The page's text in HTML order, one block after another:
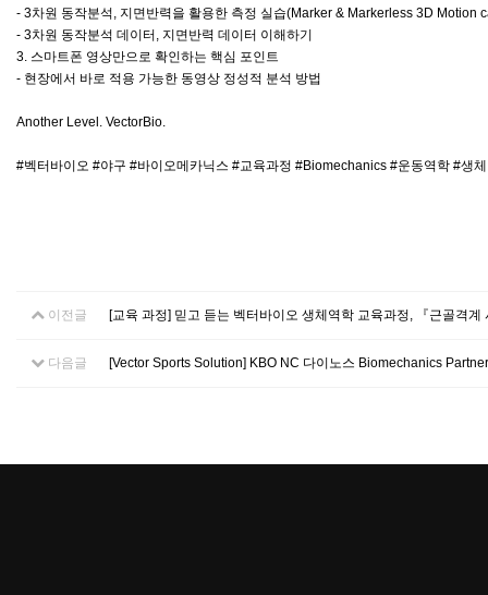
- 3차원 동작분석, 지면반력을 활용한 측정 실습(Marker & Markerless 3D Motion
- 3차원 동작분석 데이터, 지면반력 데이터 이해하기
3. 스마트폰 영상만으로 확인하는 핵심 포인트
- 현장에서 바로 적용 가능한 동영상 정성적 분석 방법
Another Level. VectorBio.
#벡터바이오 #야구 #바이오메카닉스 #교육과정 #Biomechanics #운동역학 #생
이전글 [교육 과정] 믿고 듣는 벡터바이오 생체역학 교육과정, 『근골격
다음글 [Vector Sports Solution] KBO NC 다이노스 Biomechanics